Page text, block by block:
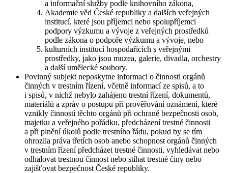
a informační služby podle knihovního zákona,
Akademie věd České republiky a dalších veřejných
institucí, které jsou příjemci nebo spolupříjemci
podpory výzkumu a vývoje z veřejných prostředků
podle zákona o podpoře výzkumu a vývoje, nebo
kulturních institucí hospodařících s veřejnými
prostředky, jako jsou muzea, galerie, divadla, orchestry
a další umělecké soubory.
Povinný subjekt neposkytne informaci o činnosti orgánů
činných v trestním řízení, včetně informací ze spisů, a to
i spisů, v nichž nebylo zahájeno trestní řízení, dokumentů,
materiálů a zpráv o postupu při prověřování oznámení, které
vznikly činností těchto orgánů při ochraně bezpečnosti osob,
majetku a veřejného pořádku, předcházení trestné činnosti
a při plnění úkolů podle trestního řádu, pokud by se tím
ohrozila práva třetích osob anebo schopnost orgánů činných
v trestním řízení předcházet trestné činnosti, vyhledávat nebo
odhalovat trestnou činnost nebo stíhat trestné činy nebo
zajišťovat bezpečnost České republiky.